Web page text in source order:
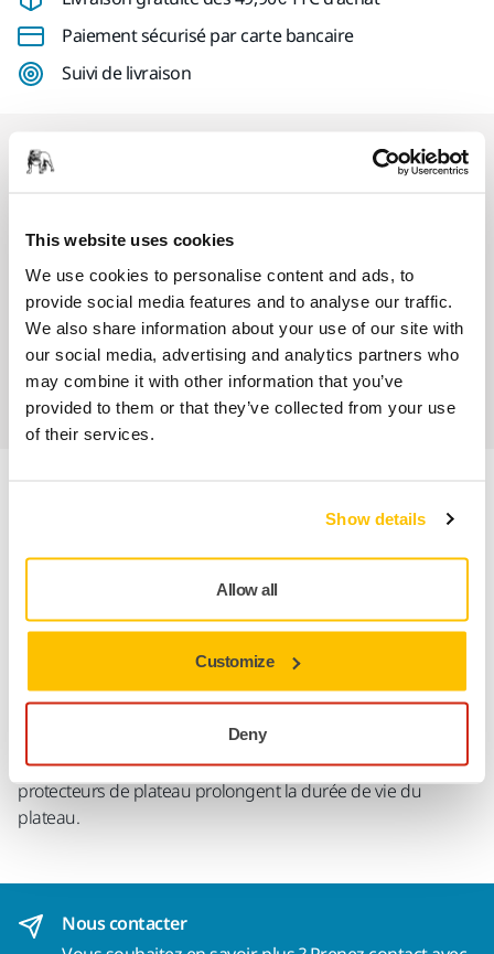
This website uses cookies
We use cookies to personalise content and ads, to
provide social media features and to analyse our traffic.
We also share information about your use of our site with
our social media, advertising and analytics partners who
may combine it with other information that you’ve
provided to them or that they’ve collected from your use
of their services.
Show details
Allow all
Customize
Deny
Paiement sécurisé par carte bancaire
Suivi de livraison
Service client Mirka
Garantie 2 ans + 1 an offert pour les outils
Abrasifs & outils professionnels au service d'une
finition impeccable
Informations produit
Détails techniques
Téléchargements
Protecteur de plateau pour plateau Ø 150 mm. Les
protecteurs de plateau Mirka sont conçus pour protéger le
plateau contre l'usure. Placés entre le plateau et la coupe
abrasive, ils doivent être changés régulièrement. Les
protecteurs de plateau prolongent la durée de vie du
plateau.
Nous contacter